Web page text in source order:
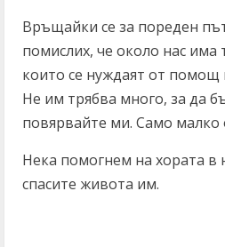
Връщайки се за пореден
помислих, че около нас има
които се нуждаят от
Не им трябва много, за да
повярвайте ми. Само
Нека помогнем на хората
спасите живота им.